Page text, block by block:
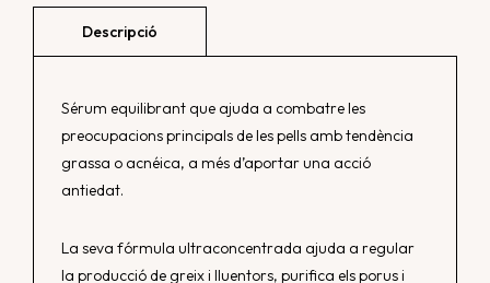
Sérum equilibrant que ajuda a combatre les
preocupacions principals de les pells amb tendència
grassa o acnéica, a més d’aportar una acció
antiedat.
La seva fórmula ultraconcentrada ajuda a regular
la producció de greix i lluentors, purifica els porus i